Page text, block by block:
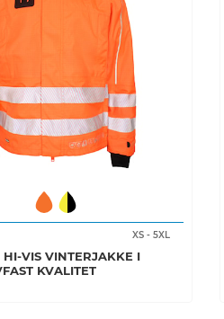
HI-VIS VINTERJAKKE I
KVALITET
XS - 5XL